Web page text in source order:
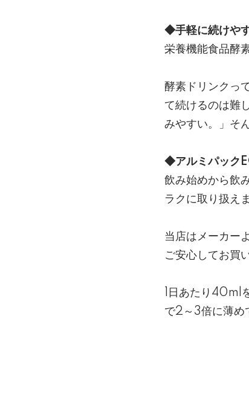
◆手軽に続けや
栄養機能食品酵
酵素ドリンクっ
て続けるのは難
みやすい。」そ
◆アルミパック
飲み始めから飲
ラクに取り扱え
当店はメーカー
ご安心してお買
1日あたり40ml
で2～3倍に薄め